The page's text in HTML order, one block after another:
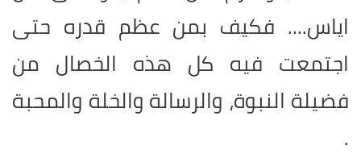
اياس.... فكيف بمن عظم قدره حتى
اجتمعت فيه كل هذه الخصال من
فضيلة النبوة، والرسالة والخلة والمحبة
.